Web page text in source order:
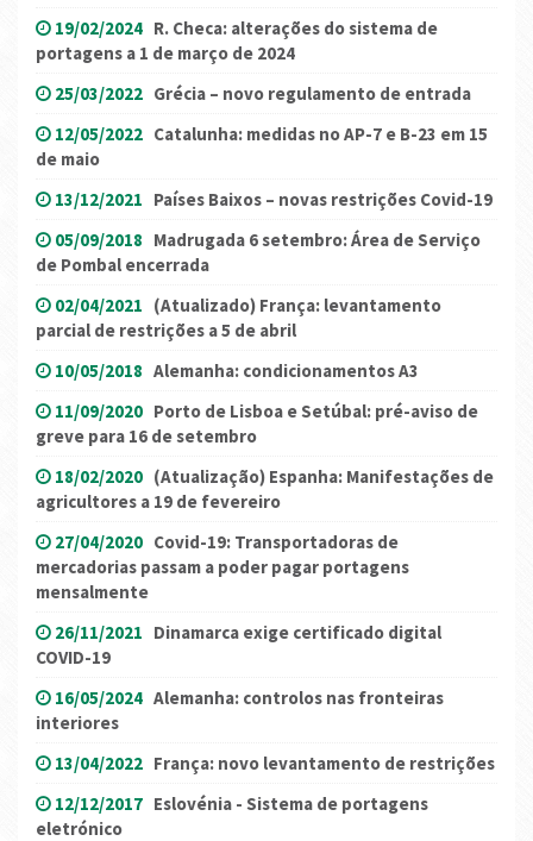
19/02/2024 R. Checa: alterações do sistema de
portagens a 1 de março de 2024
25/03/2022 Grécia – novo regulamento de entrada
12/05/2022 Catalunha: medidas no AP-7 e B-23 em 15
de maio
13/12/2021 Países Baixos – novas restrições Covid-19
05/09/2018 Madrugada 6 setembro: Área de Serviço
de Pombal encerrada
02/04/2021 (Atualizado) França: levantamento
parcial de restrições a 5 de abril
10/05/2018 Alemanha: condicionamentos A3
11/09/2020 Porto de Lisboa e Setúbal: pré-aviso de
greve para 16 de setembro
18/02/2020 (Atualização) Espanha: Manifestações de
agricultores a 19 de fevereiro
27/04/2020 Covid-19: Transportadoras de
mercadorias passam a poder pagar portagens
mensalmente
26/11/2021 Dinamarca exige certificado digital
COVID-19
16/05/2024 Alemanha: controlos nas fronteiras
interiores
13/04/2022 França: novo levantamento de restrições
12/12/2017 Eslovénia - Sistema de portagens
eletrónico